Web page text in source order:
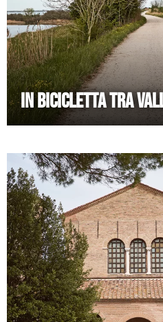
IN BICICLETTA TRA